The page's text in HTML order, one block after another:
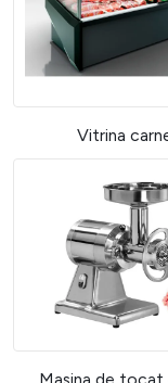
Vitrina